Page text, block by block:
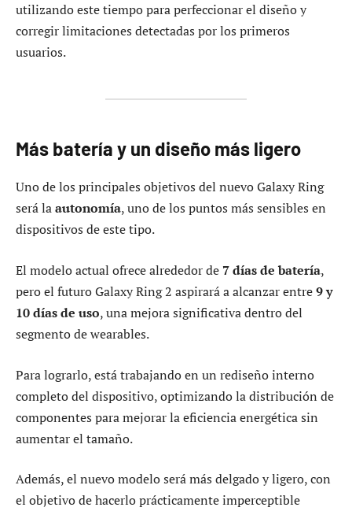
utilizando este tiempo para perfeccionar el diseño y
corregir limitaciones detectadas por los primeros
usuarios.
Más batería y un diseño más ligero
Uno de los principales objetivos del nuevo Galaxy Ring
será laautonomía, uno de los puntos más sensibles en
dispositivos de este tipo.
El modelo actual ofrece alrededor de7 días de batería,
pero el futuro Galaxy Ring 2 aspirará a alcanzar entre9 y
10 días de uso, una mejora significativa dentro del
segmento de wearables.
Para lograrlo, está trabajando en un rediseño interno
completo del dispositivo, optimizando la distribución de
componentes para mejorar la eficiencia energética sin
aumentar el tamaño.
Además, el nuevo modelo será más delgado y ligero, con
el objetivo de hacerlo prácticamente imperceptible